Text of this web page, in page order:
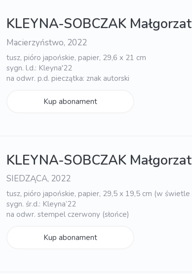
KLEYNA-SOBCZAK
Macierzyństwo, 2022
tusz, pióro japońskie, papier, 29,6 x 21 cm
sygn. l.d.: Kleyna'22
na odwr. p.d. pieczątka: znak autorski
Kup abonament
KLEYNA-SOBCZAK
SIEDZĄCA, 2022
tusz, pióro japońskie, papier, 29,5 x 19,5 cm (w
sygn. śr.d.: Kleyna’22
na odwr. stempel czerwony (słońce)
Kup abonament